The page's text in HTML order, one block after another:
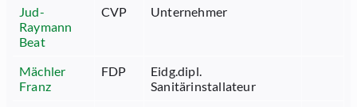
Jud-
Raymann
Beat
CVP Unternehmer
Mächler
Franz
FDP
Eidg.dipl.
Sanitärinstallateur